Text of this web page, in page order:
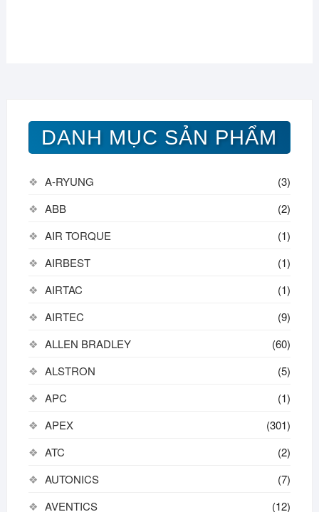
DANH MỤC SẢN PHẨM
A-RYUNG
(3)
ABB
(2)
AIR TORQUE
(1)
AIRBEST
(1)
AIRTAC
(1)
AIRTEC
(9)
ALLEN BRADLEY
(60)
ALSTRON
(5)
APC
(1)
APEX
(301)
ATC
(2)
AUTONICS
(7)
AVENTICS
(12)